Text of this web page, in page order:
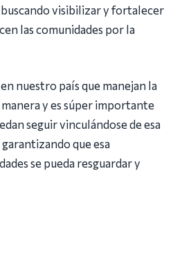
visibilizar y fortalecer
las comunidades por la
nuestro país que manejan la
y es súper importante
seguir vinculándose de esa
que esa
se pueda resguardar y